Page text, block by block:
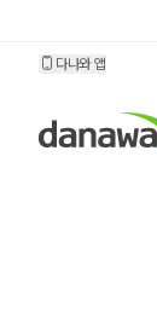
다나와 앱